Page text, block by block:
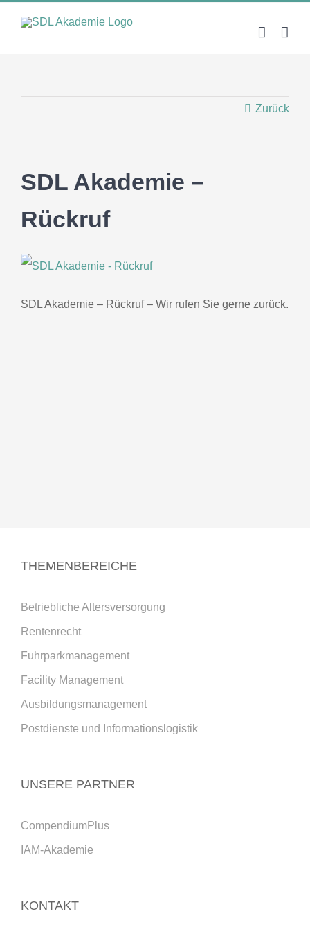
Zurück
SDL Akademie –
Rückruf
SDL Akademie – Rückruf – Wir rufen Sie gerne zurück.
THEMENBEREICHE
Betriebliche Altersversorgung
Rentenrecht
Fuhrparkmanagement
Facility Management
Ausbildungsmanagement
Postdienste und Informationslogistik
UNSERE PARTNER
CompendiumPlus
IAM-Akademie
KONTAKT